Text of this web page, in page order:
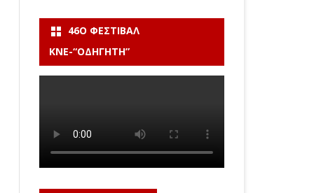
46Ο ΦΕΣΤΙΒΆΛ
ΚΝΕ-“ΟΔΗΓΗΤΗ”